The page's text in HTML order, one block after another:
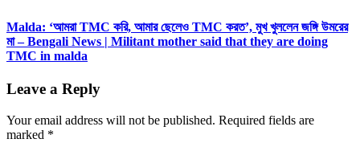
Malda: ‘আমরা TMC করি, আমার ছেলেও TMC করত’, মুখ খুললেন জঙ্গি উমরের
মা – Bengali News | Militant mother said that they are doing
TMC in malda
Leave a Reply
Your email address will not be published. Required fields are
marked *